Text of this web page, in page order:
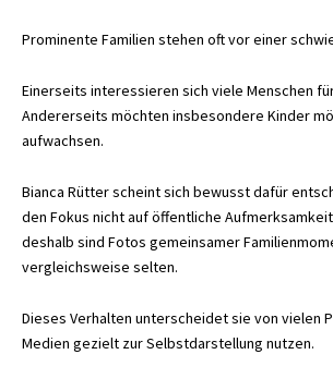
Prominente Familien stehen oft vor einer
Einerseits interessieren sich viele Menschen
Andererseits möchten insbesondere Kinder
aufwachsen.
Bianca Rütter scheint sich bewusst dafür
den Fokus nicht auf öffentliche
deshalb sind Fotos gemeinsamer
vergleichsweise selten.
Dieses Verhalten unterscheidet sie von vielen
Medien gezielt zur Selbstdarstellung nutzen.